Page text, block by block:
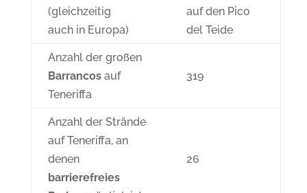
(gleichzeitig
auch in Europa)
auf den Pico
del Teide
Anzahl der großen
Barrancosauf
Teneriffa
319
Anzahl der Strände
auf Teneriffa, an
denen
barrierefreies
26